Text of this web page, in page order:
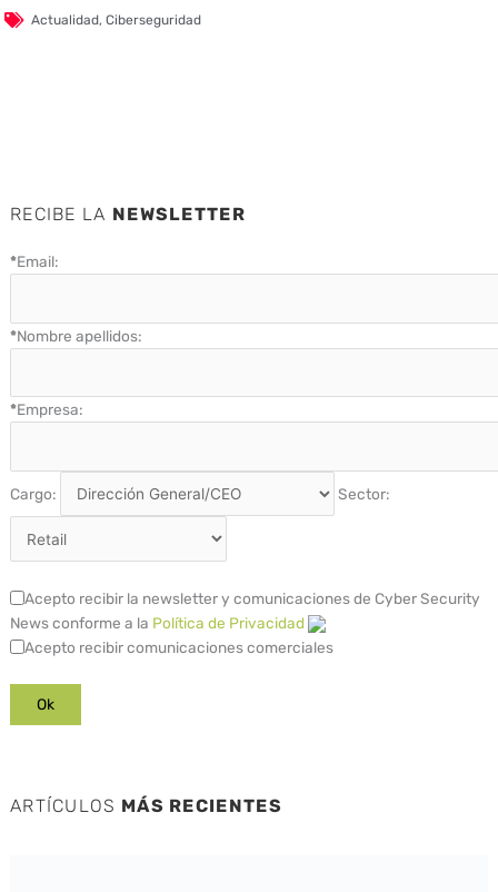
Actualidad,Ciberseguridad
RECIBE LA NEWSLETTER
*Email:
*Nombre apellidos:
*Empresa:
Cargo: Sector:
Acepto recibir la newsletter y comunicaciones de Cyber Security
News conforme a la Política de Privacidad
Acepto recibir comunicaciones comerciales
ARTÍCULOS MÁS RECIENTES